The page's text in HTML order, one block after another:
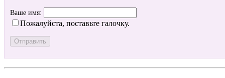
Ваше имя:
Пожалуйста, поставьте галочку.